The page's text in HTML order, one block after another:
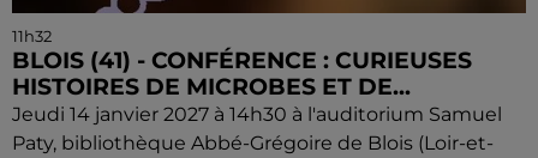
11h32
BLOIS (41) - CONFÉRENCE : CURIEUSES
HISTOIRES DE MICROBES ET DE...
Jeudi 14 janvier 2027 à 14h30 à l'auditorium Samuel
Paty, bibliothèque Abbé-Grégoire de Blois (Loir-et-